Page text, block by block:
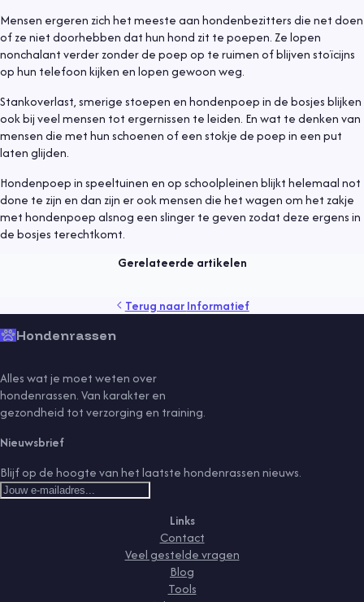
Mensen ergeren zich het meeste aan hondenbezitters die net doen
of ze niet doorhebben dat hun hond zit te poepen. Ze lopen
nonchalant verder zonder de poep op te ruimen of blijven stoïcijns
op hun telefoon kijken en lopen gewoon weg.
Stankoverlast, smerige stoepen en hondenpoep in de bosjes blijken
ook bij veel mensen tot ergernissen te leiden. En wat te denken van
mensen die met hun schoenen of een stokje de poep in een put
laten glijden.
Hondenpoep in speeltuinen en op schoolpleinen blijkt helemaal not
done te zijn en dan zijn er ook mensen die het wagen om het zakje
met hondenpoep alsnog een slinger te geven zodat deze ergens in
de bosjes terechtkomt.
Gerelateerde artikelen
verzorgingvlooienvoeding
Informatief 6 juli 2021
Hond uit asiel, waar moet je op letten?
Terug naarInformatief
Hondenrassen
Alles wat je moet weten over
hondenrassen. Van karakter en
gezondheid tot verzorging en training.
Nieuwsbrief
Blijf op de hoogte van het laatste hondenrassen nieuws.
Links
Contact
Veel gestelde vragen
Blog
Tools